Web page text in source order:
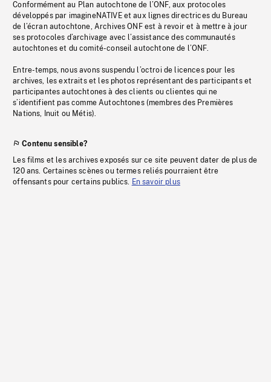
Conformément au Plan autochtone de l’ONF, aux protocoles
développés par imagineNATIVE et aux lignes directrices du Bureau
de l’écran autochtone, Archives ONF est à revoir et à mettre à jour
ses protocoles d’archivage avec l’assistance des communautés
autochtones et du comité-conseil autochtone de l’ONF.
Entre-temps, nous avons suspendu l’octroi de licences pour les
archives, les extraits et les photos représentant des participants et
participantes autochtones à des clients ou clientes qui ne
s’identifient pas comme Autochtones (membres des Premières
Nations, Inuit ou Métis).
Contenu sensible?
Les films et les archives exposés sur ce site peuvent dater de plus de
120 ans. Certaines scènes ou termes reliés pourraient être
offensants pour certains publics. En savoir plus